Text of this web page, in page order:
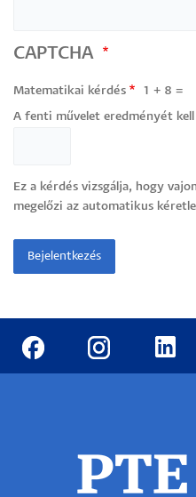
CAPTCHA
Matematikai kérdés 1 + 8 =
A fenti művelet eredményét
Ez a kérdés vizsgálja, hogy
megelőzi az automatikus